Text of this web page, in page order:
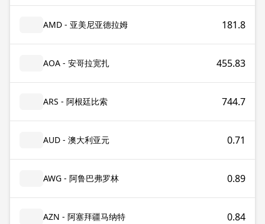
AMD - 亚美尼亚德拉姆 181.8
AOA - 安哥拉宽扎 455.83
ARS - 阿根廷比索 744.7
AUD - 澳大利亚元 0.71
AWG - 阿鲁巴弗罗林 0.89
AZN - 阿塞拜疆马纳特 0.84